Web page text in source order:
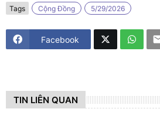
Tags Cộng Đồng 5/29/2026
Facebook
TIN LIÊN QUAN